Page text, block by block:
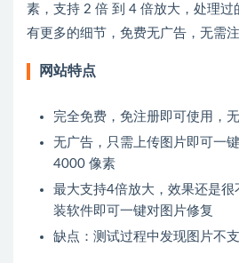
素，支持 2 倍 到 4 倍放大，处理过
有更多的细节，免费无广告，无需注
网站特点
完全免费，免注册即可使用，
无广告，只需上传图片即可一
4000 像素
最大支持4倍放大，效果还是很
装软件即可一键对图片修复
缺点：测试过程中发现图片不